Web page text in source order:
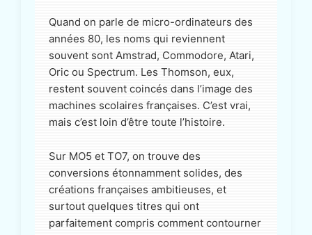
Quand on parle de micro-ordinateurs des
années 80, les noms qui reviennent
souvent sont Amstrad, Commodore, Atari,
Oric ou Spectrum. Les Thomson, eux,
restent souvent coincés dans l’image des
machines scolaires françaises. C’est vrai,
mais c’est loin d’être toute l’histoire.
Sur MO5 et TO7, on trouve des
conversions étonnamment solides, des
créations françaises ambitieuses, et
surtout quelques titres qui ont
parfaitement compris comment contourner